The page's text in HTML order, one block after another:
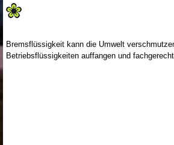
Bremsflüssigkeit kann die Umwelt
Betriebsflüssigkeiten auffangen und